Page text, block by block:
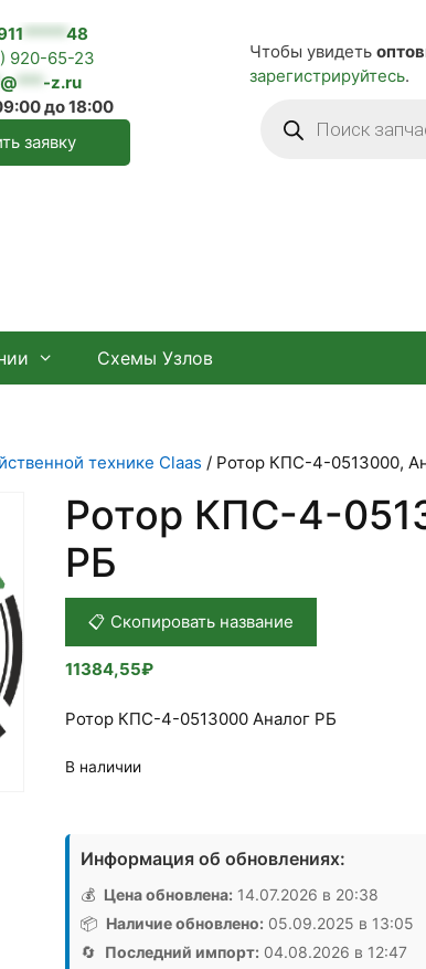
*****48
920-65-23
@ *** -z.ru
до 18:00
заявку
Чтобы увидеть
зарегистрируйтесь.
товаров
Схемы Узлов
технике Claas / Ротор КПС-4-0513000,
Ротор КПС-4-
РБ
📋 Скопировать название
11384,55₽
Ротор КПС-4-0513000 Аналог РБ
В наличии
товара
Ротор
КПС-4-
0513000,
Аналог,
РБ
Информация об обновлениях:
💰 Цена обновлена: 14.07.2026 в 20:38
📦 Наличие обновлено: 05.09.2025 в 13:05
🔄 Последний импорт: 04.08.2026 в 12:47